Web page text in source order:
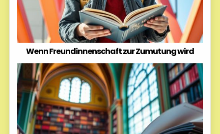
Wenn Freundinnenschaft zur Zumutung wird